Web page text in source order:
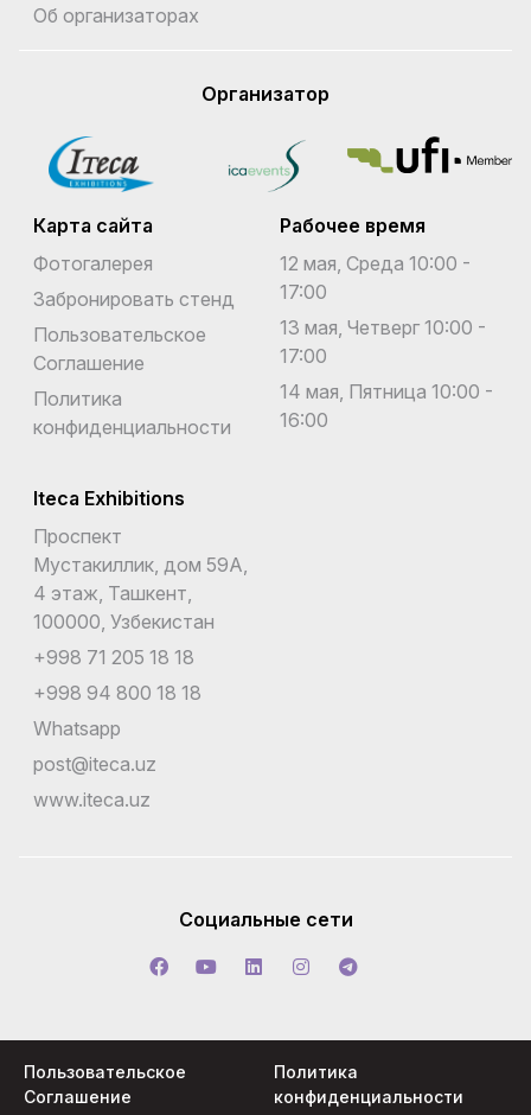
Об организаторах
Организатор
Карта сайта
Фотогалерея
Забронировать стенд
Пользовательское
Соглашение
Политика
конфиденциальности
Рабочее время
12 мая, Среда 10:00 -
17:00
13 мая, Четверг 10:00 -
17:00
14 мая, Пятница 10:00 -
16:00
Iteca Exhibitions
Проспект
Мустакиллик, дом 59А,
4 этаж, Ташкент,
100000, Узбекистан
+998 71 205 18 18
+998 94 800 18 18
Whatsapp
post@iteca.uz
www.iteca.uz
Социальные сети
Пользовательское
Соглашение
Политика
конфиденциальности